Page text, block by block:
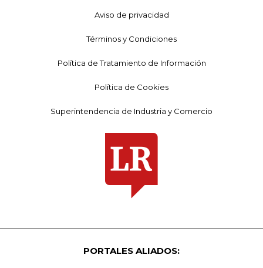
Aviso de privacidad
Términos y Condiciones
Política de Tratamiento de Información
Política de Cookies
Superintendencia de Industria y Comercio
PORTALES ALIADOS: